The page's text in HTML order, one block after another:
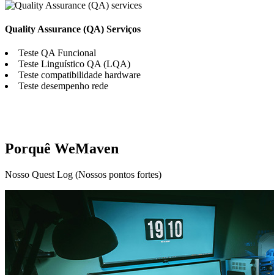
Quality Assurance (QA) Serviços
Teste QA Funcional
Teste Linguístico QA (LQA)
Teste compatibilidade hardware
Teste desempenho rede
Porquê WeMaven
Nosso Quest Log (Nossos pontos fortes)